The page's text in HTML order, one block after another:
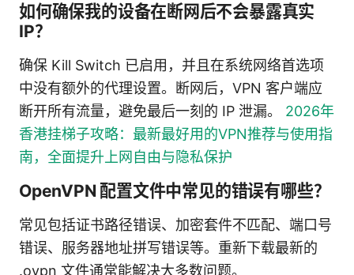
如何确保我的设备在断网后不会暴露真实
IP？
确保 Kill Switch 已启用，并且在系统网络首选项
中没有额外的代理设置。断网后，VPN 客户端应
断开所有流量，避免最后一刻的 IP 泄漏。 2026年
香港挂梯子攻略：最新最好用的VPN推荐与使用指
南，全面提升上网自由与隐私保护
OpenVPN 配置文件中常见的错误有哪些？
常见包括证书路径错误、加密套件不匹配、端口号
错误、服务器地址拼写错误等。重新下载最新的
.ovpn 文件通常能解决大多数问题。